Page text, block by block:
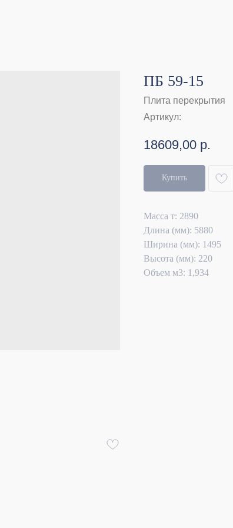
ПБ 59-15
Плита перекрытия
Артикул:
18609,00 р.
Купить
Масса т: 2890
Длина (мм): 5880
Ширина (мм): 1495
Высота (мм): 220
Объем м3: 1,934